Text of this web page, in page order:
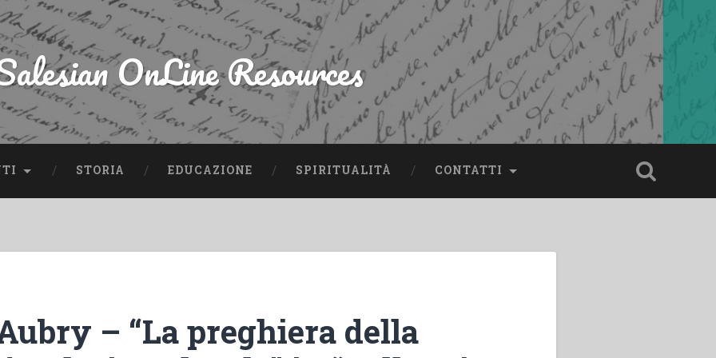
OnLine Resources
STORIA EDUCAZIONE SPIRITUALITÀ CONTATTI
– “La preghiera della